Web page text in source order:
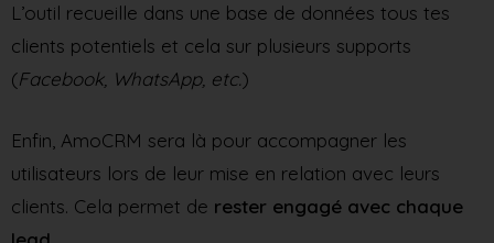
L’outil recueille dans une base de données tous tes
clients potentiels et cela sur plusieurs supports
(Facebook, WhatsApp, etc.)
Enfin, AmoCRM sera là pour accompagner les
utilisateurs lors de leur mise en relation avec leurs
clients. Cela permet de rester engagé avec chaque